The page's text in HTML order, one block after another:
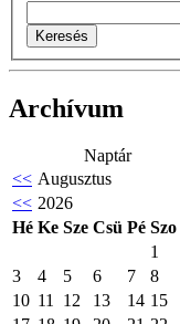
Archívum
Naptár
<< Augusztus
<< 2026
Hé Ke Sze Csü Pé Szo
1
3
4 5 6 7 8
10 11 12 13 14 15